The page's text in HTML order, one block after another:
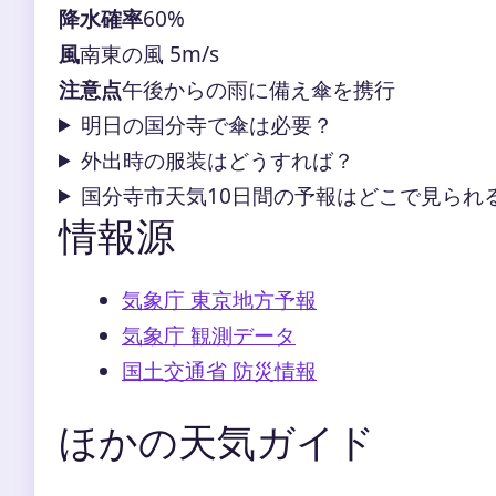
降水確率60%
風南東の風 5m/s
注意点午後からの雨に備え傘を携行
明日の国分寺で傘は必要？
外出時の服装はどうすれば？
国分寺市天気10日間の予報はどこで見られ
情報源
気象庁 東京地方予報
気象庁 観測データ
国土交通省 防災情報
ほかの天気ガイド